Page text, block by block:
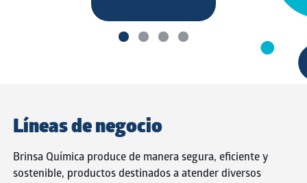
Líneas de negocio
Brinsa Química produce de manera segura, eficiente y
sostenible, productos destinados a atender diversos